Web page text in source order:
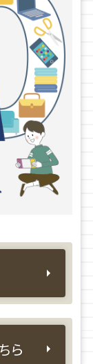
ら